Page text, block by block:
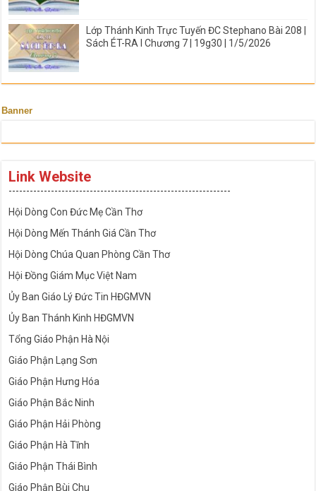
Lớp Thánh Kinh Trực Tuyến ĐC Stephano Bài 208 |
Sách ÉT-RA I Chương 7 | 19g30 | 1/5/2026
Banner
Link Website
---------------------------------------------------------------
Hội Dòng Con Đức Mẹ Cần Thơ
Hội Dòng Mến Thánh Giá Cần Thơ
Hội Dòng Chúa Quan Phòng Cần Thơ
Hội Đồng Giám Mục Việt Nam
Ủy Ban Giáo Lý Đức Tin HĐGMVN
Ủy Ban Thánh Kinh HĐGMVN
Tổng Giáo Phận Hà Nội
Giáo Phận Lạng Sơn
Giáo Phận Hưng Hóa
Giáo Phận Bắc Ninh
Giáo Phận Hải Phòng
Giáo Phận Hà Tĩnh
Giáo Phận Thái Bình
Giáo Phận Bùi Chu